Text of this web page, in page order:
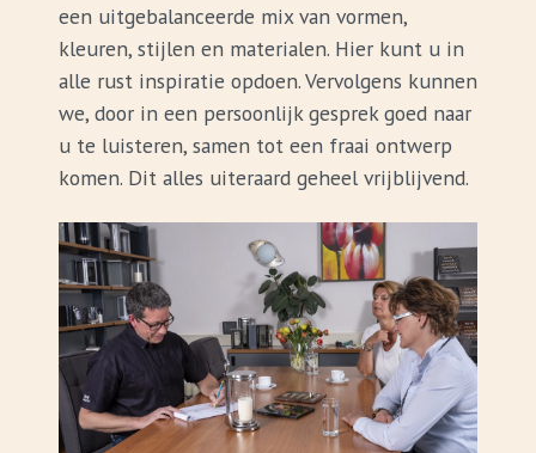
een uitgebalanceerde mix van vormen,
kleuren, stijlen en materialen. Hier kunt u in
alle rust inspiratie opdoen. Vervolgens kunnen
we, door in een persoonlijk gesprek goed naar
u te luisteren, samen tot een fraai ontwerp
komen. Dit alles uiteraard geheel vrijblijvend.